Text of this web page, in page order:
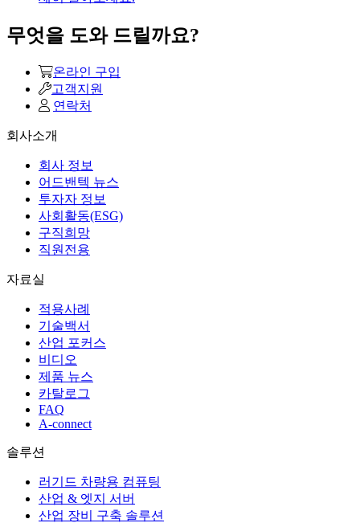
무엇을 도와 드릴까요?
온라인 구입
고객지원
연락처
회사소개
회사 정보
어드밴텍 뉴스
투자자 정보
사회활동(ESG)
구직희망
직원전용
자료실
적용사례
기술백서
산업 포커스
비디오
제품 뉴스
카탈로그
FAQ
A-connect
솔루션
러기드 차량용 컴퓨팅
산업 & 엣지 서버
산업 장비 구축 솔루션